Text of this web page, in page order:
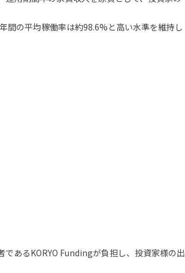
間の平均稼働率は約98.6%と高い水準を維持し
あるKORYO Fundingが負担し、投資家様の出